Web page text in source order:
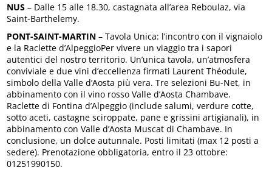
NUS – Dalle 15 alle 18.30, castagnata all’area Reboulaz, via
Saint-Barthelemy.
PONT-SAINT-MARTIN – Tavola Unica: l’incontro con il vignaiolo
e la Raclette d’AlpeggioPer vivere un viaggio tra i sapori
autentici del nostro territorio. Un’unica tavola, un’atmosfera
conviviale e due vini d’eccellenza firmati Laurent Théodule,
simbolo della Valle d’Aosta più vera. Tre selezioni Bu-Net, in
abbinamento con il vino rosso Valle d’Aosta Chambave.
Raclette di Fontina d’Alpeggio (include salumi, verdure cotte,
sotto aceti, castagne sciroppate, pane e grissini artigianali), in
abbinamento con Valle d’Aosta Muscat di Chambave. In
conclusione, un dolce autunnale. Posti limitati (max 12 posti a
sedere). Prenotazione obbligatoria, entro il 23 ottobre:
01251990150.